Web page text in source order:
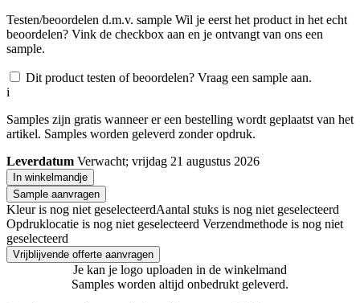
Testen/beoordelen d.m.v. sample Wil je eerst het product in het echt
beoordelen? Vink de checkbox aan en je ontvangt van ons een
sample.
Dit product testen of beoordelen? Vraag een sample aan.
i
Samples zijn gratis wanneer er een bestelling wordt geplaatst van het
artikel. Samples worden geleverd zonder opdruk.
Leverdatum Verwacht; vrijdag 21 augustus 2026
In winkelmandje
Sample aanvragen
Kleur is nog niet geselecteerdAantal stuks is nog niet geselecteerd
Opdruklocatie is nog niet geselecteerd Verzendmethode is nog niet
geselecteerd
Vrijblijvende offerte aanvragen
Je kan je logo uploaden in de winkelmand
Samples worden altijd onbedrukt geleverd.